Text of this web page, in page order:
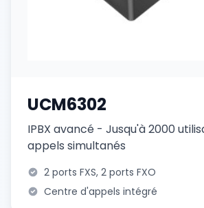
UCM6302
IPBX avancé - Jusqu'à 2000
appels simultanés
2 ports FXS, 2 ports FXO
Centre d'appels intégré